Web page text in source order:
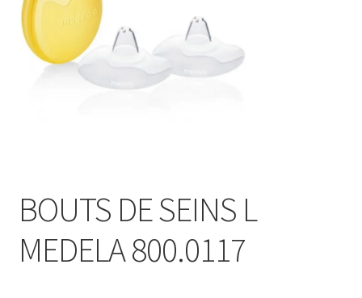
Vêtements & Chaussures
Sécurité
BOUTS DE SEINS L
MEDELA 800.0117